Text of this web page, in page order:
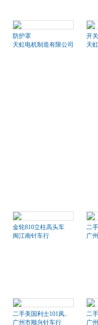
防护罩
天虹电机制造有限公司
开关
天
金轮810立柱高头车
闽江南针车行
二
广
二手美国利士101凤..
广州市顺兴针车行
二
广